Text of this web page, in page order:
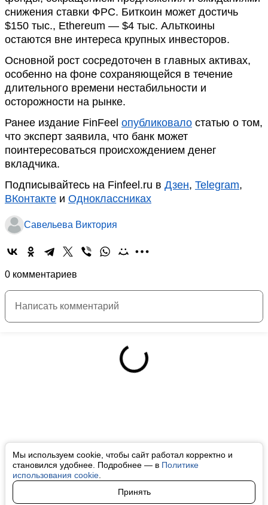
Мы используем cookie, чтобы сайт работал корректно и
становился удобнее. Подробнее — в Политике
использования cookie
Принять
снижения ставки ФРС. Биткоин может достичь
$150 тыс., Ethereum — $4 тыс. Альткоины
остаются вне интереса крупных инвесторов.
Основной рост сосредоточен в главных активах,
особенно на фоне сохраняющейся в течение
длительного времени нестабильности и
осторожности на рынке.
Ранее издание FinFeel опубликовало статью о том,
что эксперт заявила, что банк может
поинтересоваться происхождением денег
вкладчика.
Подписывайтесь на Finfeel.ru в Дзен, Telegram,
ВКонтакте и Одноклассниках
Савельева Виктория
0 комментариев